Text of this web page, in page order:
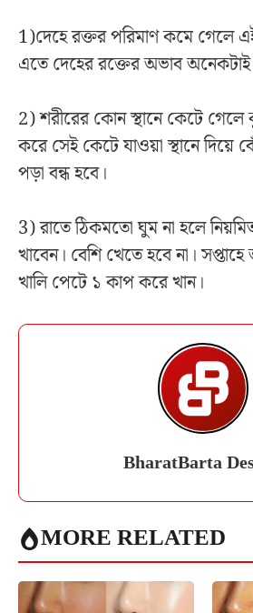
1)দেহে রক্তর পরিমাণ কমে গেলে
এতে দেহের রক্তের অভাব
2) শরীরের কোন স্থানে কেটে
করে সেই কেটে যাওয়া স্থানে দিয়ে
পড়া বন্ধ হবে।
3) রাতে ঠিকমতো ঘুম না হলে
খাবেন। বেশি খেতে হবে না।
খালি পেটে ১ কাপ করে খান।
BharatBarta
MORE RELATED